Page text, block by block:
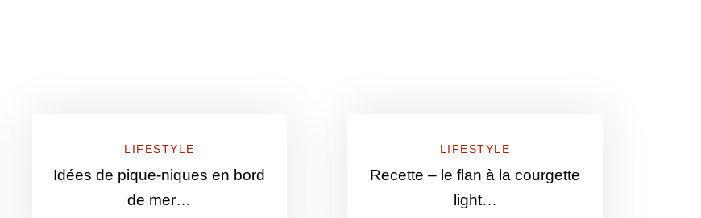
LIFESTYLE
Idées de pique-niques en bord
de mer…
LIFESTYLE
Recette – le flan à la courgette
light…